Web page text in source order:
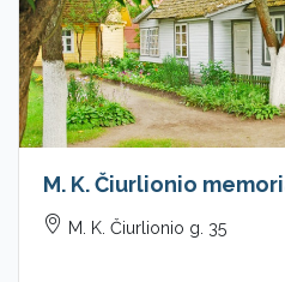
M. K. Čiurlionio
M. K. Čiurlionio g. 35